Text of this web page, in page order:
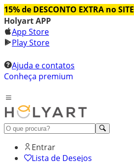
15% de DESCONTO EXTRA no SITE
Holyart APP
App Store
Play Store
Ajuda e contatos
Conheça premium
Entrar
Lista de Desejos